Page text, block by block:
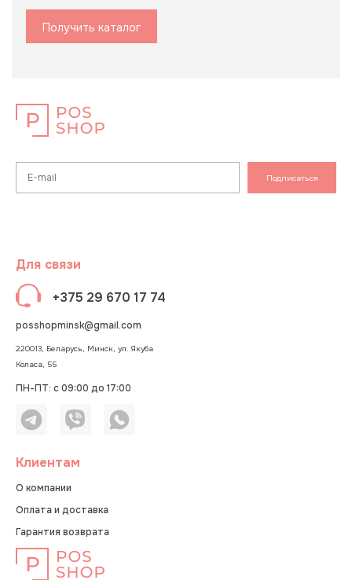
Получить каталог
Подписаться
Для связи
+375 29 670 17 74
posshopminsk@gmail.com
220013, Беларусь, Минск, ул. Якуба
Коласа, 55
ПН-ПТ: с 09:00 до 17:00
Клиентам
О компании
Оплата и доставка
Гарантия возврата